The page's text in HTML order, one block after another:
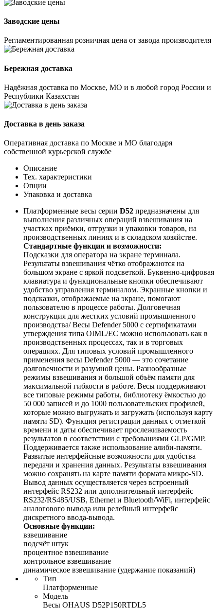
Заводские цены
Регламентированная розничная цена от завода производителя
Бережная доставка
Надёжная доставка по Москве, МО и в любой город России и
Республики Казахстан
Доставка в день заказа
Оперативная доставка по Москве и МО благодаря
собственной курьерской службе
Описание
Тех. характеристики
Опции
Упаковка и доставка
Платформенные весы серии D52 предназначены для
выполнения различных операций взвешивания на
участках приёмки, отгрузки и упаковки товаров, на
производственных линиях и в складском хозяйстве.
Стандартные функции и возможности:
Подсказки для оператора на экране терминала.
Результаты взвешивания чётко отображаются на
большом экране с яркой подсветкой. Буквенно-цифровая
клавиатура и функциональные кнопки обеспечивают
удобство управления терминалом. Экранные кнопки и
подсказки, отображаемые на экране, помогают
пользователю в процессе работы. Долговечная
конструкция для жестких условий промышленного
производства/ Весы Defender 5000 с сертификатами
утверждения типа OIML/EC можно использовать как в
производственных процессах, так и в торговых
операциях. Для типовых условий промышленного
применения весы Defender 5000 — это сочетание
долговечности и разумной цены. Разнообразные
режимы взвешивания и большой объём памяти для
максимальной гибкости в работе. Весы поддерживают
все типовые режимы работы, библиотеку ёмкостью до
50 000 записей и до 1000 пользовательских профилей,
которые можно выгружать и загружать (используя карту
памяти SD). Функция регистрации данных с отметкой
времени и даты обеспечивает прослеживаемость
результатов в соответствии с требованиями GLP/GMP.
Поддерживается также использование алиби-памяти.
Развитые интерфейсные возможности для удобства
передачи и хранения данных. Результаты взвешивания
можно сохранять на карте памяти формата микро-SD.
Вывод данных осуществляется через встроенный
интерфейс RS232 или дополнительный интерфейс
RS232/RS485/USB, Ethernet и Bluetooth/WiFi, интерфейс
аналогового вывода или релейный интерфейс
дискретного ввода-вывода.
Основные функции:
взвешивание
подсчёт штук
процентное взвешивание
контрольное взвешивание
динамическое взвешивание (удержание показаний)
Тип
Платформенные
Модель
Весы OHAUS D52P150RTDL5